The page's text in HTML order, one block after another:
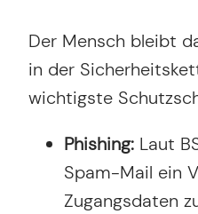
Der Mensch bleibt
in der
wichtigste
Phishing:Laut
Spam-Mail ein
Zugangsdaten